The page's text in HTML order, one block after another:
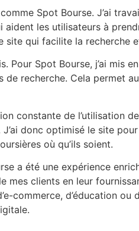
Spot Bourse. J’ai
les utilisateurs à
site qui facilite la recherche
Pour Spot Bourse, j’ai mis
recherche. Cela permet
constante de l’utilisation
donc optimisé le site
où qu’ils soient.
a été une expérience
clients en leur
commerce, d’éducation ou